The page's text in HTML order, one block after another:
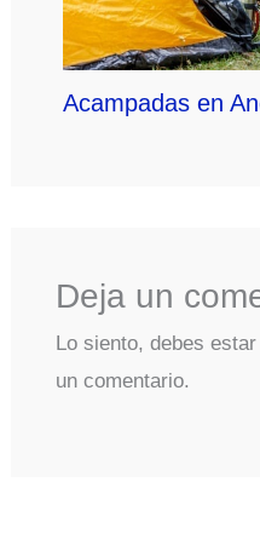
Acampadas en
Deja un
Lo siento, debes estar
un comentario.